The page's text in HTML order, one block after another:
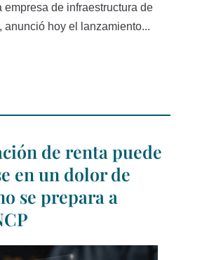
empresa de infraestructura de
anunció hoy el lanzamiento...
de renta puede
en un dolor de
se prepara a